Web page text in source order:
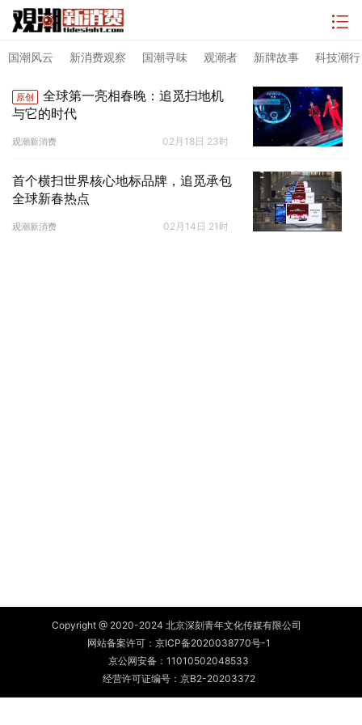
国潮风云 新消费观察 国潮寻味 观潮者 新牌故事 科技潮行
原创
全球第一亮相春晚：追觅扫地机
与它的时代
观潮新消费 02月18日 23时
首个横扫世界核心地标品牌，追觅承包
全球新春热点
观潮新消费 02月14日 21时
Copyright @ 2020-2024 北京深刻青年文化传媒有限公司
网站备案许可： 京ICP备2020038770号-1
京公网安备： 11010502048533
经营许可证编号：京B2-20203372